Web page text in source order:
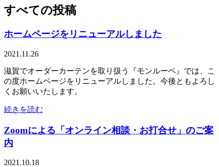
すべての投稿
ホームページをリニューアルしました
2021.11.26
滋賀でオーダーカーテンを取り扱う『モンルーベ』では、こ
の度ホームページをリニューアルしました。今後ともよろし
くお願いいたします。
続きを読む
Zoomによる「オンライン相談・お打合せ」のご案
内
2021.10.18